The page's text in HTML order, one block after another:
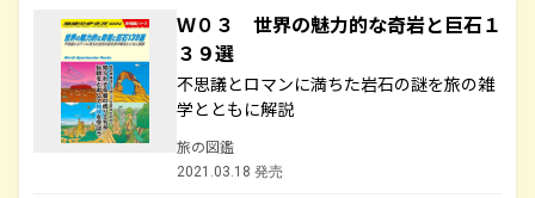
Ｗ０３ 世界の魅力的な奇岩と巨石１
３９選
不思議とロマンに満ちた岩石の謎を旅の雑
学とともに解説
旅の図鑑
2021.03.18 発売